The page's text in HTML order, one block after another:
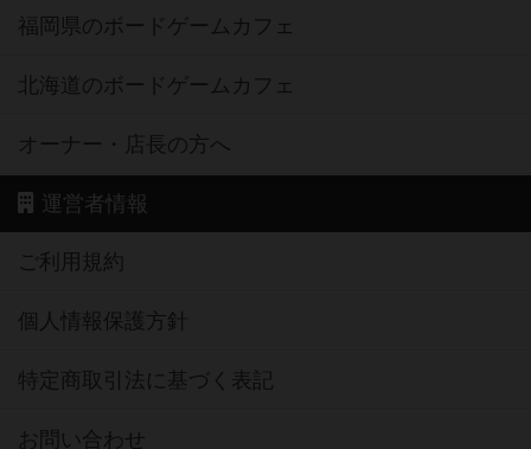
福岡県のボードゲームカフェ
北海道のボードゲームカフェ
オーナー・店長の方へ
運営者情報
ご利用規約
個人情報保護方針
特定商取引法に基づく表記
お問い合わせ